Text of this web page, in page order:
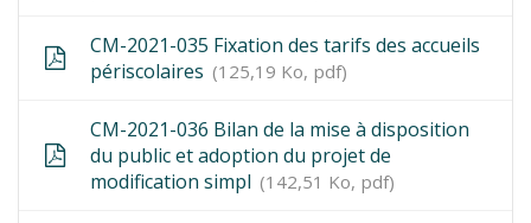
CM-2021-035 Fixation des tarifs des accueils
périscolaires
125,19 Ko, pdf
CM-2021-036 Bilan de la mise à disposition
du public et adoption du projet de
modification simpl
142,51 Ko, pdf